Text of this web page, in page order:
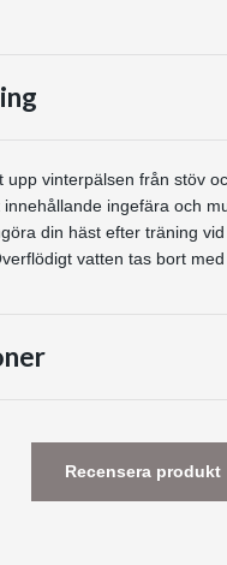
upp vinterpälsen från stöv
innehållande ingefära och
din häst efter träning
vatten tas bort med
Recensera produkt